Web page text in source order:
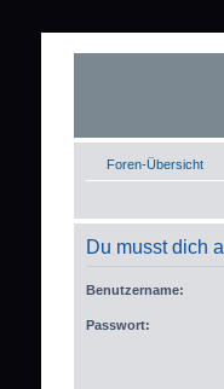
Foren-Übersicht
Du musst dich
Benutzername:
Passwort: